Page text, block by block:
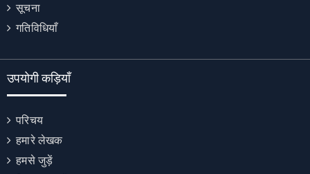
सूचना
गतिविधियाँ
उपयोगी कड़ियाँ
परिचय
हमारे लेखक
हमसे जुड़ें